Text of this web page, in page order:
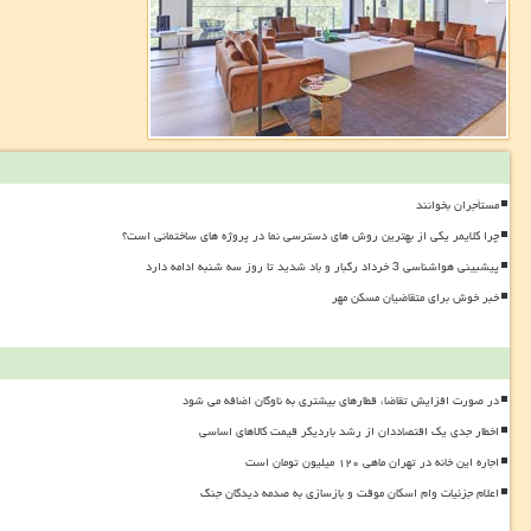
مستأجران بخوانند
چرا کلایمر یکی از بهترین روش های دسترسی نما در پروژه های ساختمانی است؟
پیشبینی هواشناسی 3 خرداد رگبار و باد شدید تا روز سه شنبه ادامه دارد
خبر خوش برای متقاضیان مسکن مهر
در صورت افزایش تقاضا، قطارهای بیشتری به ناوگان اضافه می شود
اخطار جدی یک اقتصاددان از رشد باردیگر قیمت کالاهای اساسی
اجاره این خانه در تهران ماهی ۱۲۰ میلیون تومان است
اعلام جزئیات وام اسکان موقت و بازسازی به صدمه دیدگان جنگ